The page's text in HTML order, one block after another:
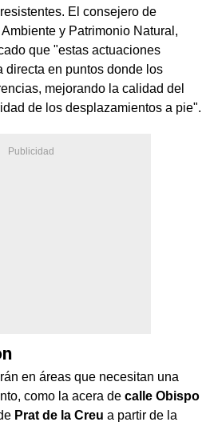
El consejero de
y Patrimonio Natural,
que "estas actuaciones
directa en puntos donde los
mejorando la calidad del
de los desplazamientos a pie".
en áreas que necesitan una
como la acera de calle Obispo
Prat de la Creu a partir de la